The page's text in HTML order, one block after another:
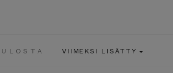
VIIMEKSI LISÄTTY